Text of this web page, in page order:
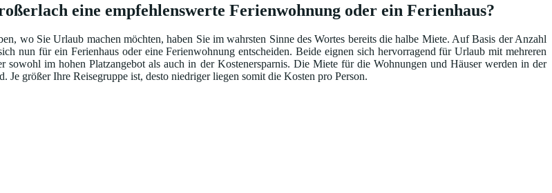
eine empfehlenswerte Ferienwohnung oder ein Ferienhaus?
wo Sie Urlaub machen möchten, haben Sie im wahrsten Sinne des Wortes bereits die halbe Miete. Auf Basis der Anzahl
nun für ein Ferienhaus oder eine Ferienwohnung entscheiden. Beide eignen sich hervorragend für Urlaub mit mehreren
sowohl im hohen Platzangebot als auch in der Kostenersparnis. Die Miete für die Wohnungen und Häuser werden in der
größer Ihre Reisegruppe ist, desto niedriger liegen somit die Kosten pro Person.